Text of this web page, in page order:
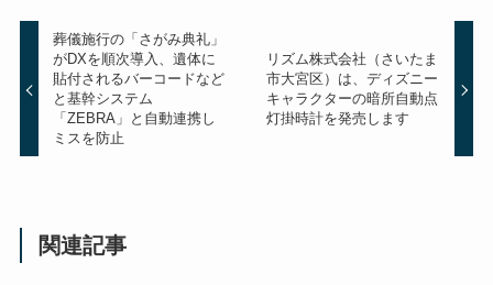
葬儀施行の「さがみ典礼」
がDXを順次導入、遺体に
貼付されるバーコードなど
と基幹システム
「ZEBRA」と自動連携し
ミスを防止
リズム株式会社（さいたま
市大宮区）は、ディズニー
キャラクターの暗所自動点
灯掛時計を発売します
関連記事